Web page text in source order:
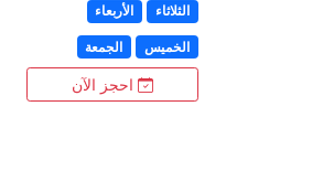
الثلاثاء
الأربعاء
الخميس
الجمعة
احجز الآن